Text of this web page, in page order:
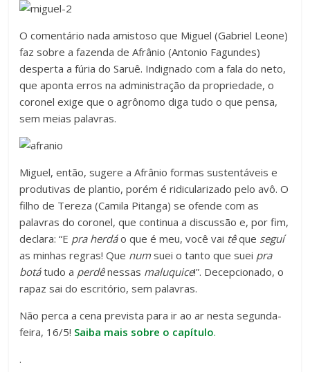
O comentário nada amistoso que Miguel (Gabriel Leone)
faz sobre a fazenda de Afrânio (Antonio Fagundes)
desperta a fúria do Saruê. Indignado com a fala do neto,
que aponta erros na administração da propriedade, o
coronel exige que o agrônomo diga tudo o que pensa,
sem meias palavras.
Miguel, então, sugere a Afrânio formas sustentáveis e
produtivas de plantio, porém é ridicularizado pelo avô. O
filho de Tereza (Camila Pitanga) se ofende com as
palavras do coronel, que continua a discussão e, por fim,
declara: “E pra herdáo que é meu, você vai têque seguí
as minhas regras! Que numsuei o tanto que suei pra
botátudo a perdênessas maluquice!”. Decepcionado, o
rapaz sai do escritório, sem palavras.
Não perca a cena prevista para ir ao ar nesta segunda-
feira, 16/5! Saiba mais sobre o capítulo.
.